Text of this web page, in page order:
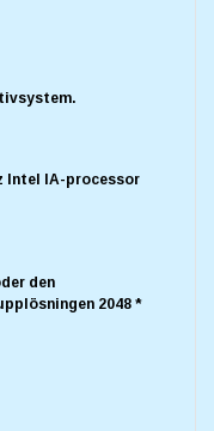
Intel IA-processor
den
2048 *